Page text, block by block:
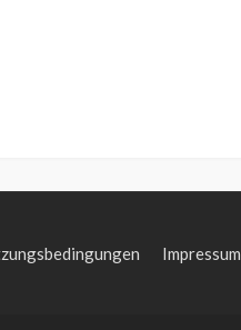
Impressum